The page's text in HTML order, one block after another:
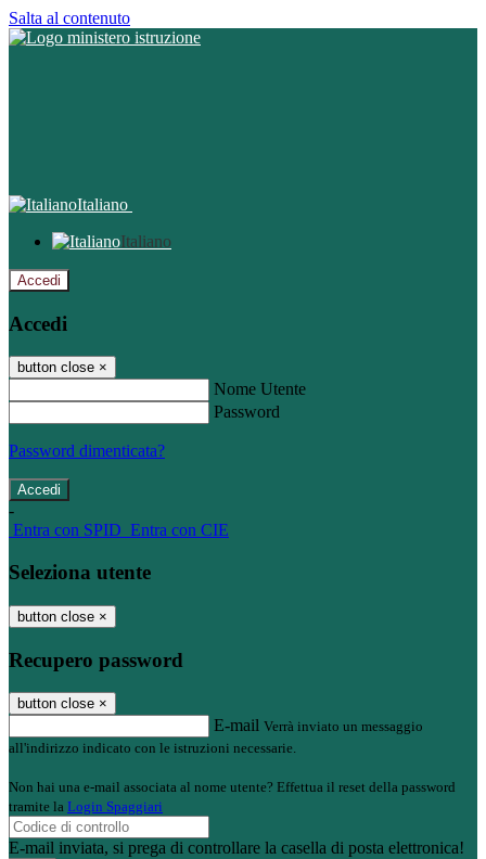
Salta al contenuto
Italiano
Italiano
Accedi
Accedi
button close ×
Nome Utente
Password
Password dimenticata?
-
Entra con SPID Entra con CIE
Seleziona utente
button close ×
Recupero password
button close ×
E-mail Verrà inviato un messaggio
all'indirizzo indicato con le istruzioni necessarie.
Non hai una e-mail associata al nome utente? Effettua il reset della password
tramite la Login Spaggiari
E-mail inviata, si prega di controllare la casella di posta elettronica!